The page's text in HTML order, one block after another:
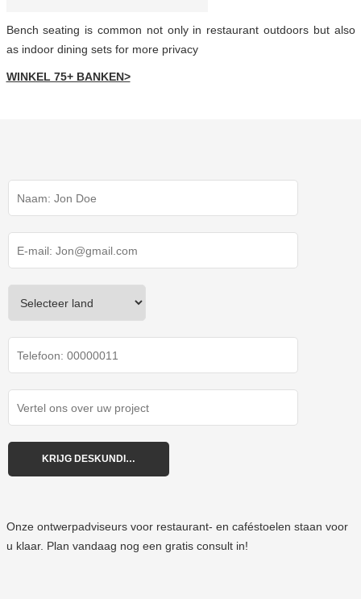
Bench seating is common not only in restaurant outdoors but also
as indoor dining sets for more privacy
WINKEL 75+ BANKEN>
Onze ontwerpadviseurs voor restaurant- en caféstoelen staan voor
u klaar. Plan vandaag nog een gratis consult in!